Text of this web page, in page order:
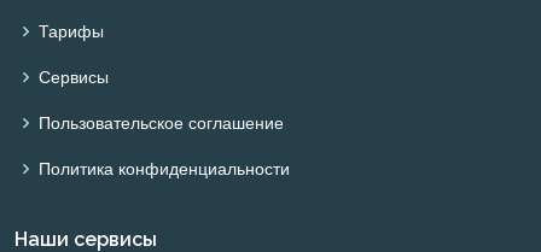
Тарифы
Сервисы
Пользовательское соглашение
Политика конфиденциальности
Наши сервисы